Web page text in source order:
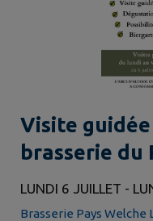
Visite
brasserie du
pendant les
11h et 15h
LUNDI 6 JUILLET -
Brasserie Pays Welche